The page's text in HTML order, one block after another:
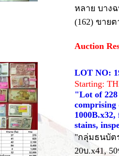
หลาย บาง
(162) ขาย
Auction
LOT NO:
Starting:
"Lot of
comprising
stains,
"กลุ่มธนบัต
20บ.x41,